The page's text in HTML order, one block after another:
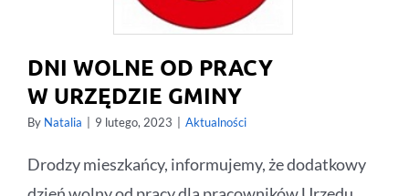
DNI WOLNE OD PRACY
W URZĘDZIE GMINY
By Natalia 9 lutego, 2023 Aktualności
Drodzy mieszkańcy, informujemy, że dodatkowy